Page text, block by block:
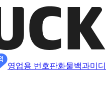
영업용 번호판화물백과미디